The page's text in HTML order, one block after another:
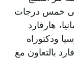
خمس درجات
هارفارد
ودكتوراه
بالتعاون مع